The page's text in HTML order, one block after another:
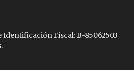
Identificación Fiscal: B-85062503